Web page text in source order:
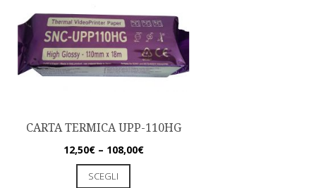
CARTA TERMICA UPP-110HG
12,50€– 108,00€
SCEGLI